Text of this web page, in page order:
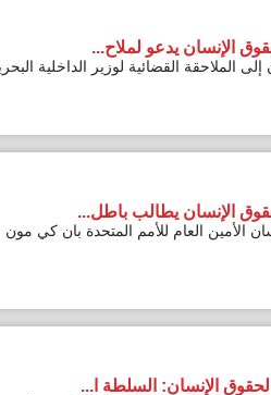
يدعو لملاح...
لوزير الداخلية البحريني ال...
يطالب باطل...
للأمم المتحدة بان كي مون بالتدخل
السلطة ا...